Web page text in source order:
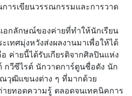
ารเขียนวรรณกรรมและการวาด
อกลักษณ์ของค่ายที่ทำให้นักเรียน
เทศมุ่งหวังส่งผลงานมาเพื่อให้ได้
ค่ายนี้ได้รับเกียรติจากศิลปินแห่ง
กวีซีไรต์ นักวาดการ์ตูนชื่อดัง นัก
วุฒิแขนงต่าง ๆ ที่มากด้วย
ยทอดความรู้ ตลอดจนเทคนิคการ